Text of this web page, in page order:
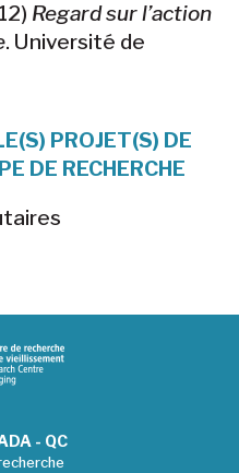
Regard sur l’action
. Université de
PROJET(S) DE
DE RECHERCHE
- QC